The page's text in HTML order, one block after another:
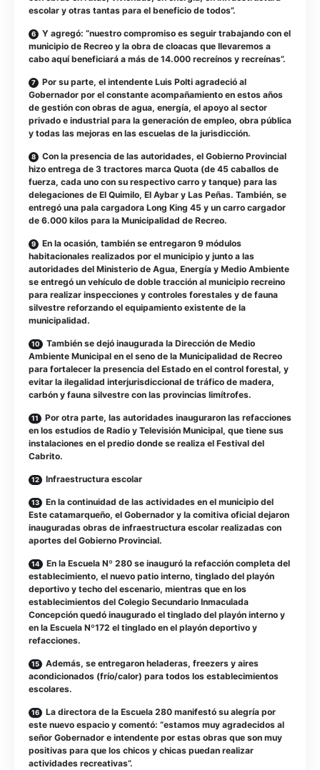
escolar y otras tantas para el beneficio de todos”.
Y agregó: “nuestro compromiso es seguir trabajando con el
municipio de Recreo y la obra de cloacas que llevaremos a
cabo aquí beneficiará a más de 14.000 recreínos y recreínas”.
Por su parte, el intendente Luis Polti agradeció al
Gobernador por el constante acompañamiento en estos años
de gestión con obras de agua, energía, el apoyo al sector
privado e industrial para la generación de empleo, obra pública
y todas las mejoras en las escuelas de la jurisdicción.
Con la presencia de las autoridades, el Gobierno Provincial
hizo entrega de 3 tractores marca Quota (de 45 caballos de
fuerza, cada uno con su respectivo carro y tanque) para las
delegaciones de El Quimilo, El Aybar y Las Peñas. También, se
entregó una pala cargadora Long King 45 y un carro cargador
de 6.000 kilos para la Municipalidad de Recreo.
En la ocasión, también se entregaron 9 módulos
habitacionales realizados por el municipio y junto a las
autoridades del Ministerio de Agua, Energía y Medio Ambiente
se entregó un vehículo de doble tracción al municipio recreino
para realizar inspecciones y controles forestales y de fauna
silvestre reforzando el equipamiento existente de la
municipalidad.
También se dejó inaugurada la Dirección de Medio
Ambiente Municipal en el seno de la Municipalidad de Recreo
para fortalecer la presencia del Estado en el control forestal, y
evitar la ilegalidad interjurisdiccional de tráfico de madera,
carbón y fauna silvestre con las provincias limítrofes.
Por otra parte, las autoridades inauguraron las refacciones
en los estudios de Radio y Televisión Municipal, que tiene sus
instalaciones en el predio donde se realiza el Festival del
Cabrito.
Infraestructura escolar
En la continuidad de las actividades en el municipio del
Este catamarqueño, el Gobernador y la comitiva oficial dejaron
inauguradas obras de infraestructura escolar realizadas con
aportes del Gobierno Provincial.
En la Escuela Nº 280 se inauguró la refacción completa del
establecimiento, el nuevo patio interno, tinglado del playón
deportivo y techo del escenario, mientras que en los
establecimientos del Colegio Secundario Inmaculada
Concepción quedó inaugurado el tinglado del playón interno y
en la Escuela Nº172 el tinglado en el playón deportivo y
refacciones.
Además, se entregaron heladeras, freezers y aires
acondicionados (frío/calor) para todos los establecimientos
escolares.
La directora de la Escuela 280 manifestó su alegría por
este nuevo espacio y comentó: “estamos muy agradecidos al
señor Gobernador e intendente por estas obras que son muy
positivas para que los chicos y chicas puedan realizar
actividades recreativas”.